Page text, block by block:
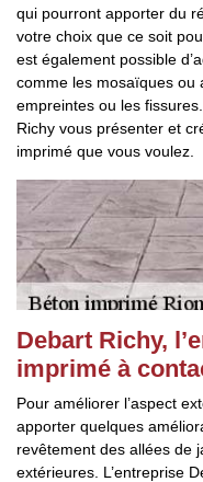
qui pourront apporter du
votre choix que ce soit
est également possible
comme les mosaïques ou
empreintes ou les
Richy vous présenter et
imprimé que vous voulez.
Debart Richy,
imprimé à
Pour améliorer l’aspect
apporter quelques
revêtement des allées de
extérieures. L’entreprise